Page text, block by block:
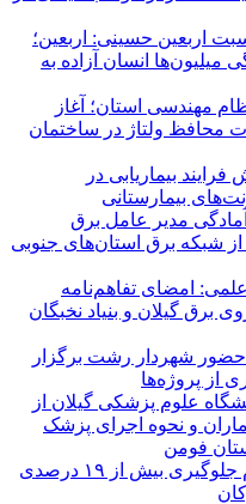
اربعین حسینی: اربعین؛
میلیون‌ها انسان آزاده به
مهندسی استان؛ آغاز
محافظ ولتاژ در ساختمان
بیماریابی در
بیمارستانی
مدیر عامل برق
از شبكه برق استان‌های جنوبی
امضای تفاهم‌نامه
برق گیلان و بنیاد نخبگان
شهردار رشت برگزار
از پروژه‌ها
علوم پزشکی گیلان از
و نحوه اجرای پزشک
فومن
با استفاده از تعمیرات خط گرم جلوگیری بیش از ۱۹ درصدی